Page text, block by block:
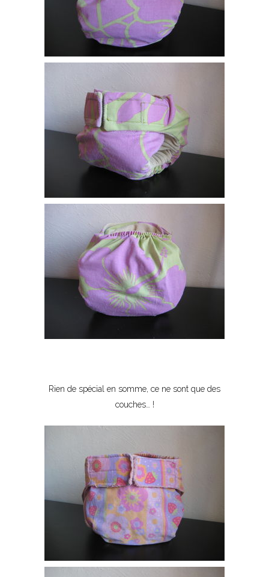
Rien de spécial en somme, ce ne sont que des
couches… !